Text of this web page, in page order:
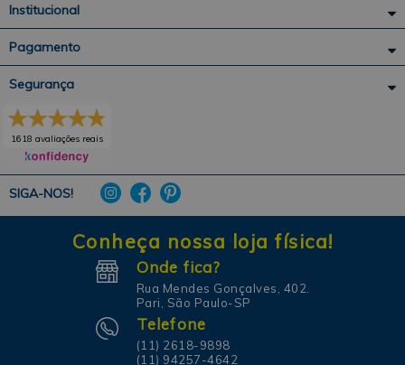
Institucional
Pagamento
SIGA-NOS!
Segurança
1618 avaliações reais
Conheça nossa loja física!
Onde fica?
Rua Mendes Gonçalves, 402.
Pari, São Paulo-SP
Telefone
(11) 2618-9898
(11) 94257-4642